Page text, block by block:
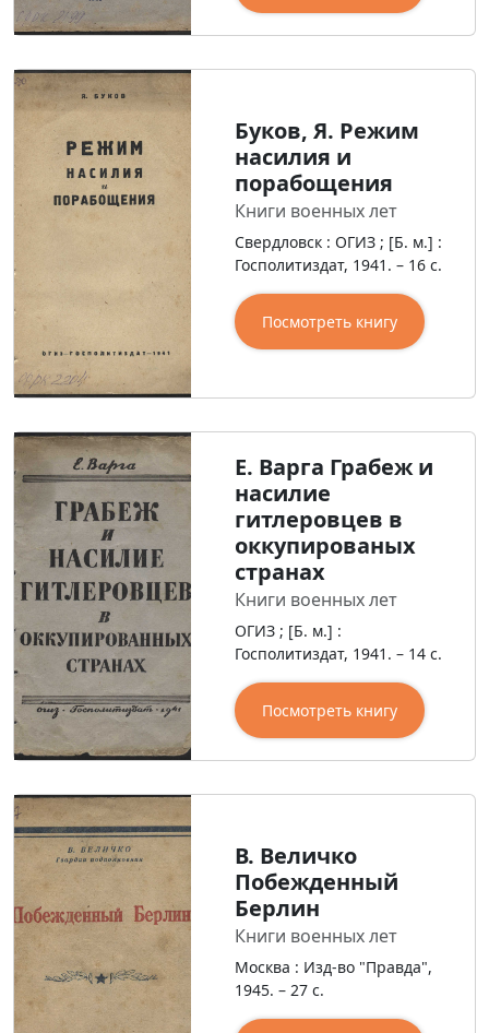
Буков, Я. Режим
насилия и
порабощения
Книги военных лет
Свердловск : ОГИЗ ; [Б. м.] :
Госполитиздат, 1941. – 16 с.
Посмотреть книгу
Е. Варга Грабеж и
насилие
гитлеровцев в
оккупированых
странах
Книги военных лет
ОГИЗ ; [Б. м.] :
Госполитиздат, 1941. – 14 с.
Посмотреть книгу
В. Величко
Побежденный
Берлин
Книги военных лет
Москва : Изд-во "Правда",
1945. – 27 с.